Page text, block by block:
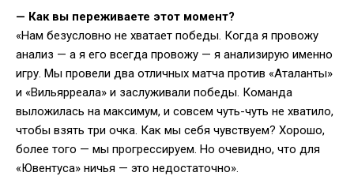
— Как вы переживаете этот момент?
«Нам безусловно не хватает победы. Когда я провожу
анализ — а я его всегда провожу — я анализирую именно
игру. Мы провели два отличных матча против «Аталанты»
и «Вильярреала» и заслуживали победы. Команда
выложилась на максимум, и совсем чуть-чуть не хватило,
чтобы взять три очка. Как мы себя чувствуем? Хорошо,
более того — мы прогрессируем. Но очевидно, что для
«Ювентуса» ничья — это недостаточно».